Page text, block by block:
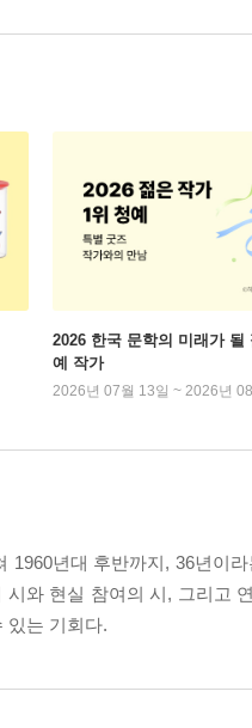
2026 한국 문학의 미래가 될
예 작가
2026년 07월 13일 ~ 2026년
1960년대 후반까지, 36년이
와 현실 참여의 시, 그리고
있는 기회다.